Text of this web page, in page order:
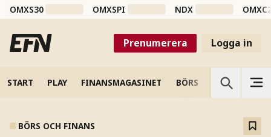
OMXS30 OMXSPI NDX
Prenumerera Logga in
START PLAY FINANSMAGASINET BÖRS VETENSKAP
BÖRS OCH FINANS